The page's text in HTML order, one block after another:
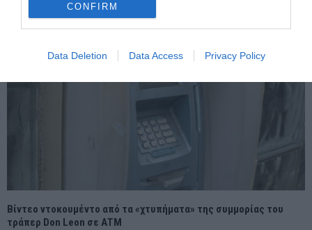
CONFIRM
Data Deletion Data Access Privacy Policy
Βίντεο ντοκουμέντο από τα «χτυπήματα» της συμμορίας του
τράπερ Don Leon σε ΑΤΜ